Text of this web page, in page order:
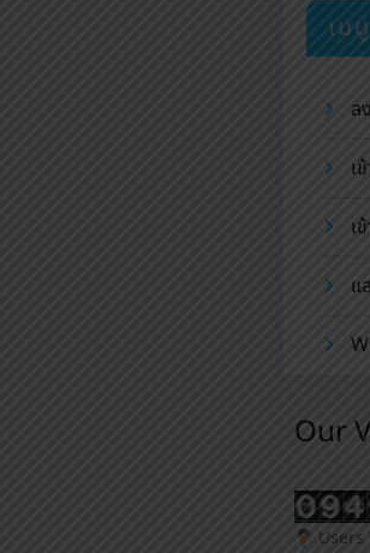
เม
ล
เ
เ
แ
Our
Users